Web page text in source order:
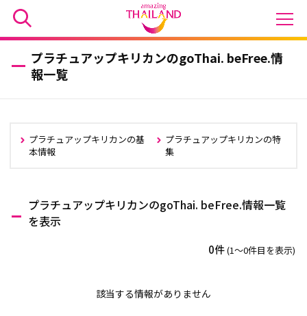
プラチュアップキリカンのgoThai. beFree.情
報一覧
プラチュアップキリカンの基
本情報
プラチュアップキリカンの特
集
プラチュアップキリカンのgoThai. beFree.情報一覧
を表示
0件(1〜0件目を表示)
該当する情報がありません